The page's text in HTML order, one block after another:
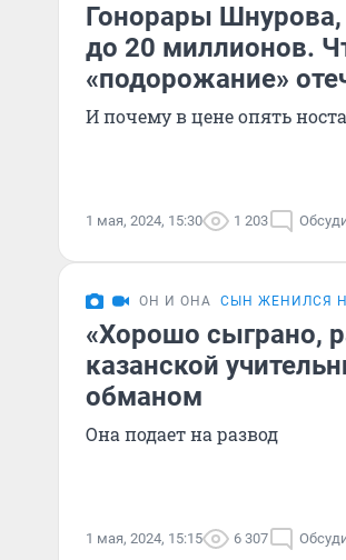
Гонорары Шнурова,
до 20 миллионов.
«подорожание»
И почему в цене опять
1 мая, 2024, 15:30 1 203
ОН И ОНА СЫН ЖЕНИЛСЯ
«Хорошо сыграно,
казанской
обманом
Она подает на развод
1 мая, 2024, 15:15 6 307